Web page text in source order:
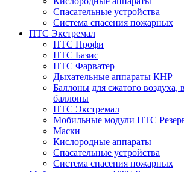
Спасательные устройства
Система спасения пожарных
ПТС Экстремал
ПТС Профи
ПТС Базис
ПТС Фарватер
Дыхательные аппараты КНР
Баллоны для сжатого воздуха,
баллоны
ПТС Экстремал
Мобильные модули ПТС
Маски
Кислородные аппараты
Спасательные устройства
Система спасения пожарных